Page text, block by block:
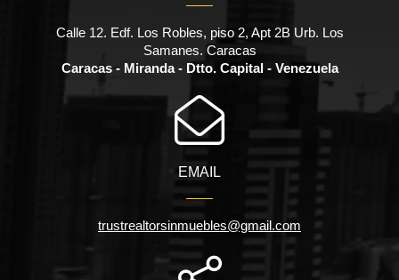
Calle 12. Edf. Los Robles, piso 2, Apt 2B Urb. Los
Samanes. Caracas
Caracas - Miranda - Dtto. Capital - Venezuela
EMAIL
trustrealtorsinmuebles@gmail.com